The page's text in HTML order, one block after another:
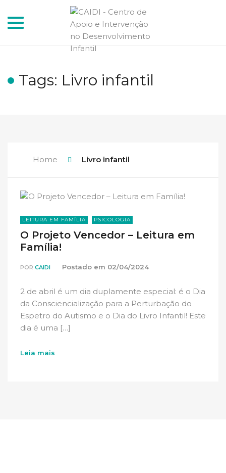
Toggle
Tags: Livro infantil
Home Livro infantil
LEITURA EM FAMÍLIA PSICOLOGIA
O Projeto Vencedor – Leitura em
Família!
POR CAIDI Postado em 02/04/2024
2 de abril é um dia duplamente especial: é o Dia
da Consciencialização para a Perturbação do
Espetro do Autismo e o Dia do Livro Infantil! Este
dia é uma […]
Leia mais